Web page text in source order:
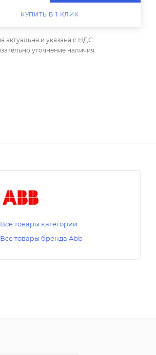
КУПИТЬ В 1 КЛИК
актуальна и указана с НДС.
уточнение наличия.
Все товары категории
Все товары бренда Abb